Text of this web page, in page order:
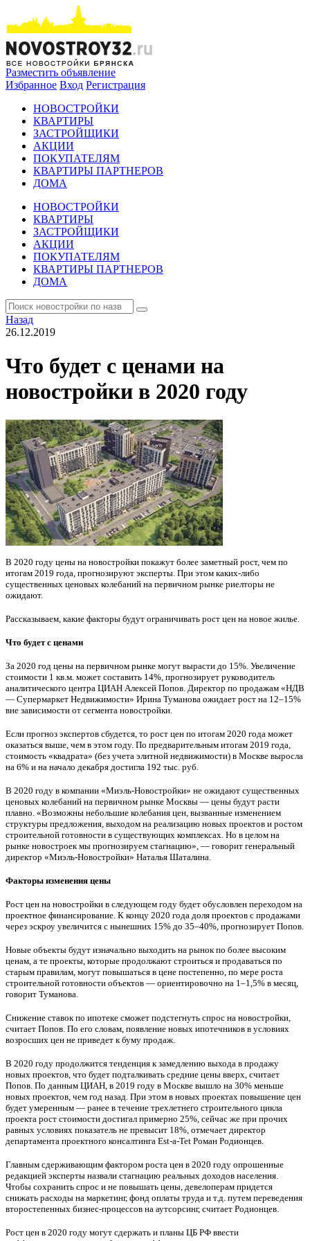
Разместить объявление
Избранное Вход Регистрация
НОВОСТРОЙКИ
КВАРТИРЫ
ЗАСТРОЙЩИКИ
АКЦИИ
ПОКУПАТЕЛЯМ
КВАРТИРЫ ПАРТНЕРОВ
ДОМА
НОВОСТРОЙКИ
КВАРТИРЫ
ЗАСТРОЙЩИКИ
АКЦИИ
ПОКУПАТЕЛЯМ
КВАРТИРЫ ПАРТНЕРОВ
ДОМА
Назад
26.12.2019
Что будет с ценами на
новостройки в 2020 году
В 2020 году цены на новостройки покажут более заметный рост, чем по
итогам 2019 года, прогнозируют эксперты. При этом каких-либо
существенных ценовых колебаний на первичном рынке риелторы не
ожидают.
Рассказываем, какие факторы будут ограничивать рост цен на новое жилье.
Что будет с ценами
За 2020 год цены на первичном рынке могут вырасти до 15%. Увеличение
стоимости 1 кв.м. может составить 14%, прогнозирует руководитель
аналитического центра ЦИАН Алексей Попов. Директор по продажам «НДВ
— Супермаркет Недвижимости» Ирина Туманова ожидает рост на 12–15%
вне зависимости от сегмента новостройки.
Если прогноз экспертов сбудется, то рост цен по итогам 2020 года может
оказаться выше, чем в этом году. По предварительным итогам 2019 года,
стоимость «квадрата» (без учета элитной недвижимости) в Москве выросла
на 6% и на начало декабря достигла 192 тыс. руб.
В 2020 году в компании «Миэль-Новостройки» не ожидают существенных
ценовых колебаний на первичном рынке Москвы — цены будут расти
плавно. «Возможны небольшие колебания цен, вызванные изменением
структуры предложения, выходом на реализацию новых проектов и ростом
строительной готовности в существующих комплексах. Но в целом на
рынке новостроек мы прогнозируем стагнацию», — говорит генеральный
директор «Миэль-Новостройки» Наталья Шаталина.
Факторы изменения цены
Рост цен на новостройки в следующем году будет обусловлен переходом на
проектное финансирование. К концу 2020 года доля проектов с продажами
через эскроу увеличится с нынешних 15% до 35–40%, прогнозирует Попов.
Новые объекты будут изначально выходить на рынок по более высоким
ценам, а те проекты, которые продолжают строиться и продаваться по
старым правилам, могут повышаться в цене постепенно, по мере роста
строительной готовности объектов — ориентировочно на 1–1,5% в месяц,
говорит Туманова.
Снижение ставок по ипотеке сможет подстегнуть спрос на новостройки,
считает Попов. По его словам, появление новых ипотечников в условиях
возросших цен не приведет к буму продаж.
В 2020 году продолжится тенденция к замедлению выхода в продажу
новых проектов, что будет подталкивать средние цены вверх, считает
Попов. По данным ЦИАН, в 2019 году в Москве вышло на 30% меньше
новых проектов, чем год назад. При этом в новых проектах повышение цен
будет умеренным — ранее в течение трехлетнего строительного цикла
проекта рост стоимости достигал примерно 25%, сейчас же при прочих
равных условиях показатель не превысит 18%, отмечает директор
департамента проектного консалтинга Est-a-Tet Роман Родионцев.
Главным сдерживающим фактором роста цен в 2020 году опрошенные
редакцией эксперты назвали стагнацию реальных доходов населения.
Чтобы сохранить спрос и не повышать цены, девелоперам придется
снижать расходы на маркетинг, фонд оплаты труда и т.д. путем переведения
второстепенных бизнес-процессов на аутсорсинг, считает Родионцев.
Рост цен в 2020 году могут сдержать и планы ЦБ РФ ввести